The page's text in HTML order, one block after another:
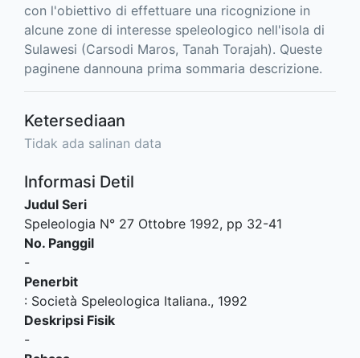
con l'o­biettivo di effettuare una ricognizione in
alcune zone di interesse speleologico nell'isola di
Sulawesi (Carsodi Maros, Tanah Torajah). Queste
paginene dannouna prima sommaria descrizione.
Ketersediaan
Tidak ada salinan data
Informasi Detil
Judul Seri
Speleologia N° 27 Ottobre 1992, pp 32-41
No. Panggil
-
Penerbit
: Società Speleologica Italiana., 1992
Deskripsi Fisik
-